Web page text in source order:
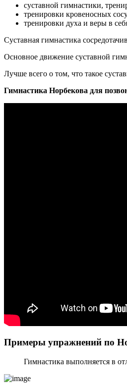
суставной гимнастики,
тренировки кровеносных
тренировки духа и веры в
Суставная гимнастика
Основное движение суставной
Лучше всего о том, что такое
Гимнастика Норбекова для
Примеры упражнений по
Гимнастика выполняется в